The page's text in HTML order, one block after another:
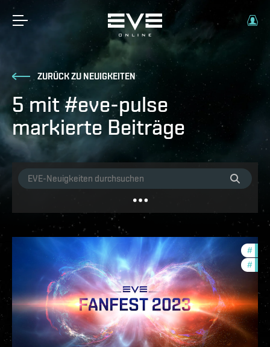
ZURÜCK ZU NEUIGKEITEN
5 mit #eve-pulse
markierte Beiträge
#
#